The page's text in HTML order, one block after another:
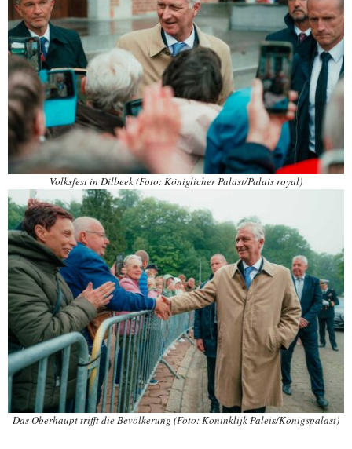
Volksfest in Dilbeek (Foto: Königlicher Palast/Palais royal)
Das Oberhaupt trifft die Bevölkerung (Foto: Koninklijk Paleis/Königspalast)